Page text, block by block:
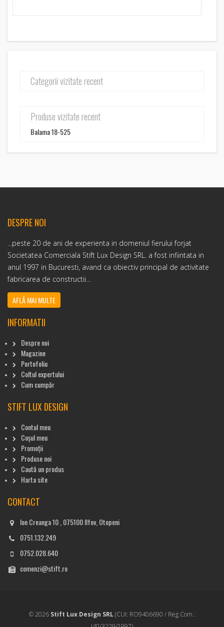
Categorii vizitate recent
Produse vizitate recent
Balama 18-525
DESPRE NOI
...peste 20 de ani de experienta in domeniul fierului forjat
Societatea Comerciala Stift Lux Design SRL. a fost infiintata in
anul 1997 in Bucuresti, avand ca obiectiv principal de activitate
fabricarea de constructii...
AFLĂ MAI MULTE
INFORMATII
Despre noi
Magazine
Portofoliu
Coltul expertului
Cum cumpăr
STIFT LUX DESIGN
Contul meu
Coșul meu
Promoții
Produse noi
Caută un produs
Harta site
CONTACT
Ion Creanga 10 , 075100 Ilfov, Otopeni
0751.132.249
0752.028.640
comenzi@stift.ro
© 2026 Stift Lux Design SRL(CUI: RO9406690 / Reg.Com.: